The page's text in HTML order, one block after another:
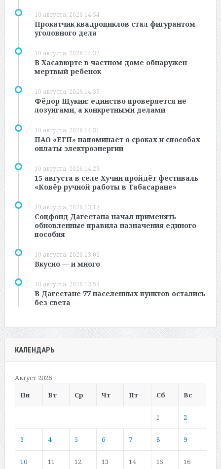
10 августа, 2026 14:54
Прокатчик квадроциклов стал фигурантом
уголовного дела
10 августа, 2026 14:37
В Хасавюрте в частном доме обнаружен
мертвый ребенок
10 августа, 2026 14:33
Фёдор Щукин: единство проверяется не
лозунгами, а конкретными делами
10 августа, 2026 14:31
ПАО «ЕГП» напоминает о сроках и способах
оплаты электроэнергии
10 августа, 2026 14:23
15 августа в селе Хучни пройдёт фестиваль
«Ковёр ручной работы в Табасаране»
10 августа, 2026 13:17
Соцфонд Дагестана начал применять
обновленные правила назначения единого
пособия
10 августа, 2026 13:06
Вкусно — и много
10 августа, 2026 12:59
В Дагестане 77 населенных пунктов остались
без света
КАЛЕНДАРЬ
Август 2026
Пн
Вт Ср Чт Пт Сб Вс
1 2
3 4 5 6 7 8 9
10 11 12 13 14 15 16